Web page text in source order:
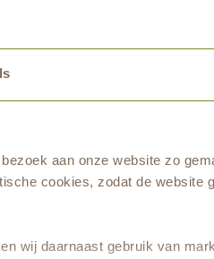
aan onze website zo
cookies, zodat de website
wij daarnaast gebruik van